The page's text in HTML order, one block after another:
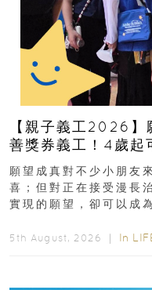
【親子義工2026
善獎券義工！4歲起
新界
願望成真對不少小朋友
喜；但對正在接受漫長
實現的願望，卻可以成
5th August, 2026 ｜ In